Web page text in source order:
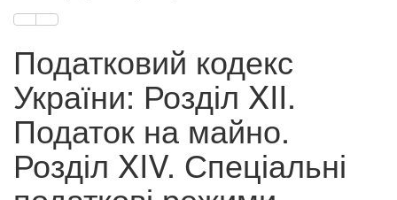
Податковий кодекс
України: Розділ XII.
Податок на майно.
Розділ XIV. Спеціальні